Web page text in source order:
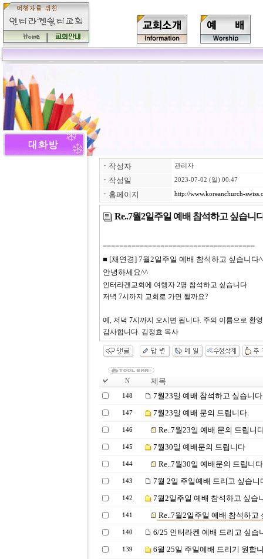
ㆍ 작성자 관리자
ㆍ 작성일 2023-07-02 (일) 00:47
ㆍ 홈페이지 http://www.koreanchurch-
Re..7월2일주일 예배 참석하고 싶습니
=====================================
■ [채연경] 7월2일주일 예배 참석하고 싶습니다
안녕하세요^^
인터라겐교회에 여행자 2명 참석하고 싶습니다
저녁 7시까지 교회로 가면 될까요?
예, 저녁 7시까지 오시면 됩니다. 주의 이름으로 환
감사합니다. 김정효 목사
N 제목
148 7월23일 예배 참석하고 싶습니다
147 7월23일 예배 문의 드립니다.
146 Re..7월23일 예배 문의 드립니
145 7월30일 예배문의 드립니다
144 Re..7월30일 예배문의 드립니다
143 7월 2일 주일예배 드리고 싶습니
142 7월2일주일 예배 참석하고 싶습
141 Re..7월2일주일 예배 참석하고
140 6/25 인터라켄 예배 드리고 싶습
139 6월 25일 주일예배 드리기 원합